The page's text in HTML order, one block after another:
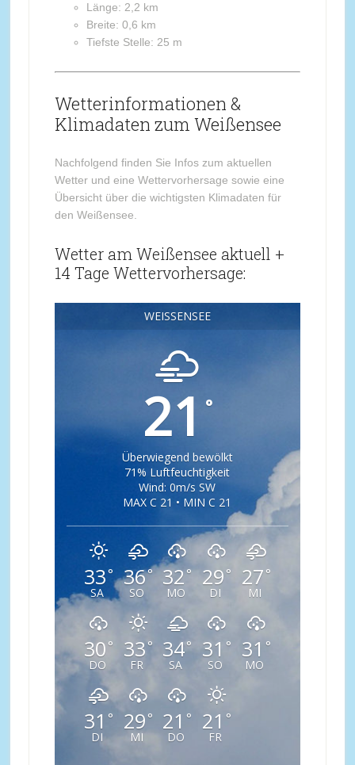
Länge: 2,2 km
Breite: 0,6 km
Tiefste Stelle: 25 m
Wetterinformationen &
Klimadaten zum Weißensee
Nachfolgend finden Sie Infos zum aktuellen
Wetter und eine Wettervorhersage sowie eine
Übersicht über die wichtigsten Klimadaten für
den Weißensee.
Wetter am Weißensee aktuell +
14 Tage Wettervorhersage:
WEISSENSEE
21 °
Überwiegend bewölkt
71% Luftfeuchtigkeit
Wind: 0m/s SW
MAX C 21 • MIN C 21
33°
SA
36°
SO
32°
MO
29 °
DI
27 °
MI
30 °
DO
33°
FR
34°
SA
31 °
SO
31 °
MO
31 °
DI
29 °
MI
21 °
DO
21 °
FR